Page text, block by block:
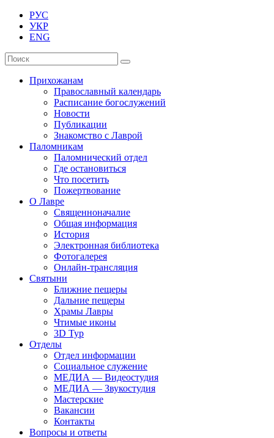
РУС
УКР
ENG
Прихожанам
Православный календарь
Расписание богослужений
Новости
Публикации
Знакомство с Лаврой
Паломникам
Паломнический отдел
Где остановиться
Что посетить
Пожертвование
О Лавре
Священноначалие
Общая информация
История
Электронная библиотека
Фотогалерея
Онлайн-трансляция
Святыни
Ближние пещеры
Дальние пещеры
Храмы Лавры
Чтимые иконы
3D Тур
Отделы
Отдел информации
Социальное служение
МЕДИА — Видеостудия
МЕДИА — Звукостудия
Мастерские
Вакансии
Контакты
Вопросы и ответы